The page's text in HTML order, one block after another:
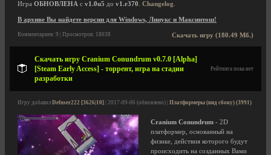
Игра ОБНОВЛЕНА с v1.0u5 до v1.r370 Changelog
В архиве Вы найдете версии для Windows, Линукс и Максинтош!
Скачать игру (180.49 Мб.)
Комментариев: 9 | Просмотров: 18038
Скачать игру Cranium Conundrum v0.7.0 [Alpha]
[Steam Early Access] - торрент, игра на стадии
разработки
Рейтинга пока нет
Игру добавил Defuser222 [3626|10] | 2017-09-06 (обновлено) | Платформеры (вид сбоку) (3991)
Cranium Conundrum - 2D
платформер, основанный на
физике, действия которого будут
происходить на созданных Вами